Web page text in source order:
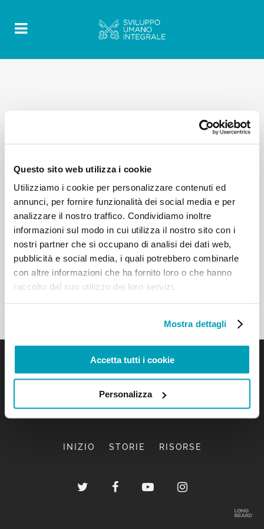
Questo sito web utilizza i cookie
Utilizziamo i cookie per personalizzare contenuti ed
annunci, per fornire funzionalità dei social media e per
analizzare il nostro traffico. Condividiamo inoltre
informazioni sul modo in cui utilizza il nostro sito con i
nostri partner che si occupano di analisi dei dati web,
pubblicità e social media, i quali potrebbero combinarle
con altre informazioni che ha fornito loro o che hanno
raccolto dal suo utilizzo dei loro servizi.
Mostra dettagli
Accetta tutti i cookie
Personalizza
INIZIO STORIE RISORSE